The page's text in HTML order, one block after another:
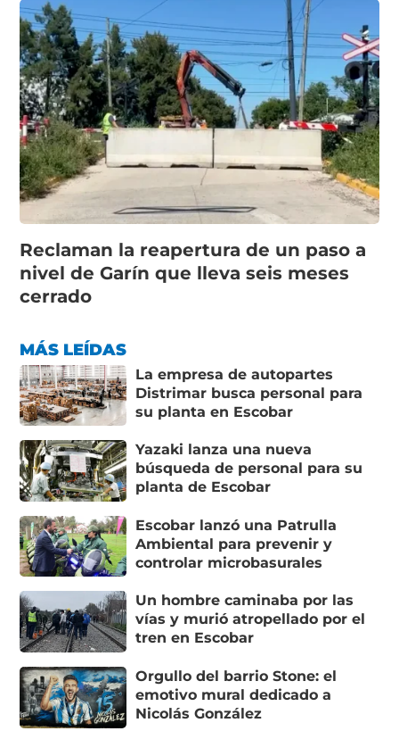
Reclaman la reapertura de un paso a
nivel de Garín que lleva seis meses
cerrado
MÁS LEÍDAS
La empresa de autopartes
Distrimar busca personal para
su planta en Escobar
Yazaki lanza una nueva
búsqueda de personal para su
planta de Escobar
Escobar lanzó una Patrulla
Ambiental para prevenir y
controlar microbasurales
Un hombre caminaba por las
vías y murió atropellado por el
tren en Escobar
Orgullo del barrio Stone: el
emotivo mural dedicado a
Nicolás González